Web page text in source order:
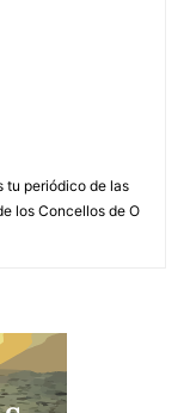
tu periódico de las
los Concellos de O